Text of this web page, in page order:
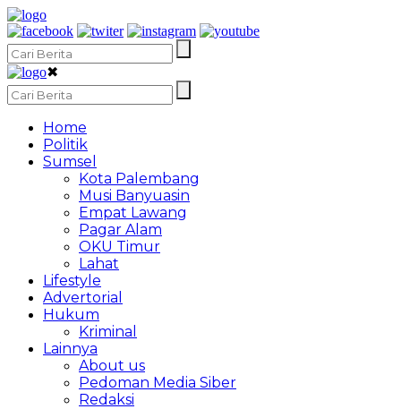
✖
Home
Politik
Sumsel
Kota Palembang
Musi Banyuasin
Empat Lawang
Pagar Alam
OKU Timur
Lahat
Lifestyle
Advertorial
Hukum
Kriminal
Lainnya
About us
Pedoman Media Siber
Redaksi